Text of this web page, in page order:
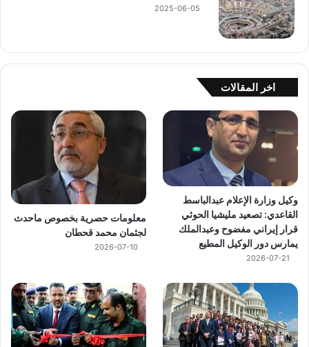
2025-06-05
اخر المقالات
وكيل وزارة الإعلام عبدالباسط
القاعدي: تصعيد مليشيا الحوثي
قرار إيراني مفضوح وعبدالملك
يمارس دور الوكيل المطيع
2026-07-21
معلومات حصرية بخصوص ماحدث
لجثمان محمد قحطان
2026-07-10